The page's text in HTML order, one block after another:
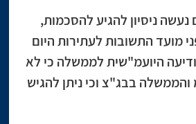
ניסיון להגיע להסכמות,
מועד התשובות לעתירות היום
היועמ"שית לממשלה כי לא
בבג"צ וכי ניתן להגיש